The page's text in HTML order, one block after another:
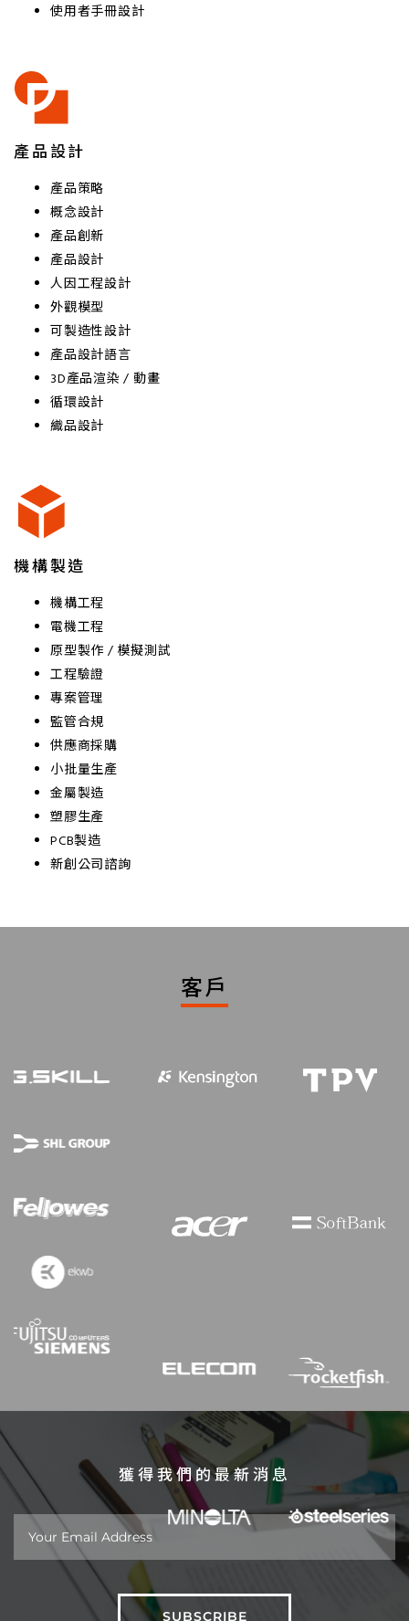
使用者手冊設計
產品設計
產品策略
概念設計
產品創新
產品設計
人因工程設計
外觀模型
可製造性設計
產品設計語言
3D產品渲染 / 動畫
循環設計
織品設計
機構製造
機構工程
電機工程
原型製作 / 模擬測試
工程驗證
專案管理
監管合規
供應商採購
小批量生產
金屬製造
塑膠生產
PCB製造
新創公司諮詢
客戶
獲得我們的最新消息